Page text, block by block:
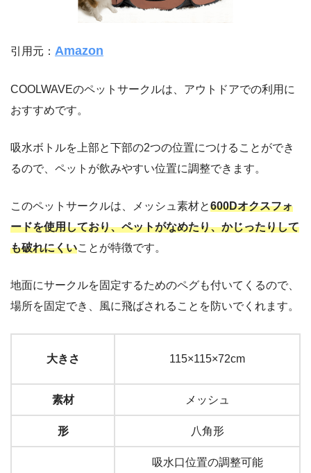
引用元： Amazon
COOLWAVEのペットサークルは、アウトドアでの利用に
おすすめです。
吸水ボトルを上部と下部の2つの位置につけることができ
るので、ペットが飲みやすい位置に調整できます。
このペットサークルは、メッシュ素材と600Dオクスフォ
ードを使用しており、ペットがなめたり、かじったりして
も破れにくいことが特徴です。
地面にサークルを固定するためのペグも付いてくるので、
場所を固定でき、風に飛ばされることを防いでくれます。
大きさ 115×115×72cm
素材 メッシュ
形 八角形
吸水口位置の調整可能